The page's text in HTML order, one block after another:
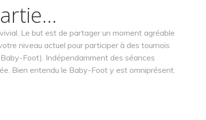
Le but est de partager un moment agréable
niveau actuel pour participer à des tournois
Foot). Indépendamment des séances
Bien entendu le Baby-Foot y est omniprésent.